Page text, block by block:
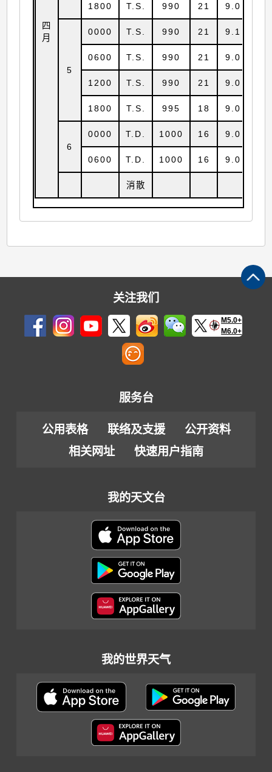
四
月
1800 T.S. 990 21 9.0
5
0000 T.S. 990 21 9.1
0600 T.S. 990 21 9.0
1200 T.S. 990 21 9.0
1800 T.S. 995 18 9.0
6
0000 T.D. 1000 16 9.0
0600 T.D. 1000 16 9.0
消散
关注我们
M5.0+
M6.0+
服务台
公用表格 联络及支援
公开资料
相关网址
快速用户指南
我的天文台
我的世界天气